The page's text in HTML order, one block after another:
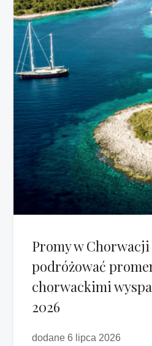
Promy w
podróżować
chorwackimi
2026
dodane 6 lipca 2026